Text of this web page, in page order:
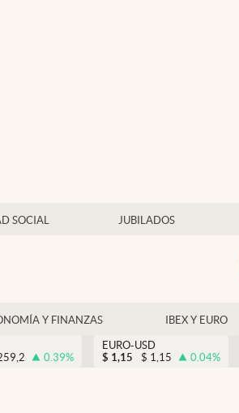
SOCIAL JUBILADOS
Y FINANZAS IBEX Y EURO
0.39%
EURO-USD
$ 1,15 $ 1,15 0.04%